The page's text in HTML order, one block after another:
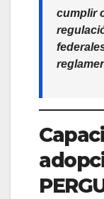
cumplir